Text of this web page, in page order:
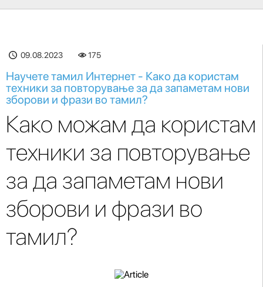
09.08.2023 175
Научете тамил Интернет - Како да користам
техники за повторување за да запаметам нови
зборови и фрази во тамил?
Како можам да користам
техники за повторување
за да запаметам нови
зборови и фрази во
тамил?